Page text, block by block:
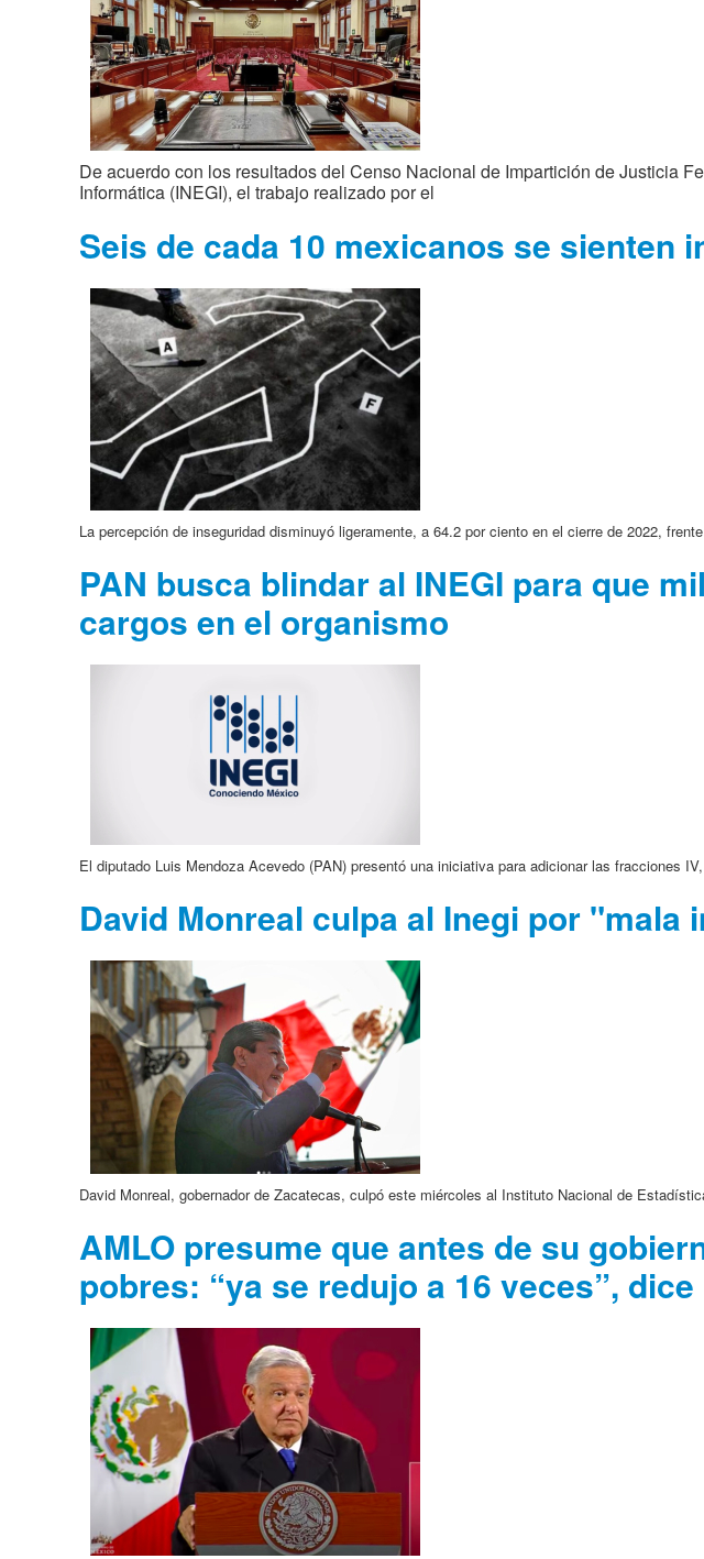
De acuerdo con los resultados del Censo Nacional de Impartición de Justicia
Informática (INEGI), el trabajo realizado por el
Seis de cada 10 mexicanos se sienten
La percepción de inseguridad disminuyó ligeramente, a 64.2 por ciento en el cierre de 2022,
PAN busca blindar al INEGI para que
cargos en el organismo
El diputado Luis Mendoza Acevedo (PAN) presentó una iniciativa para adicionar las
David Monreal culpa al Inegi por "mala
David Monreal, gobernador de Zacatecas, culpó este miércoles al Instituto Nacional de
AMLO presume que antes de su
pobres: “ya se redujo a 16 veces”, dice